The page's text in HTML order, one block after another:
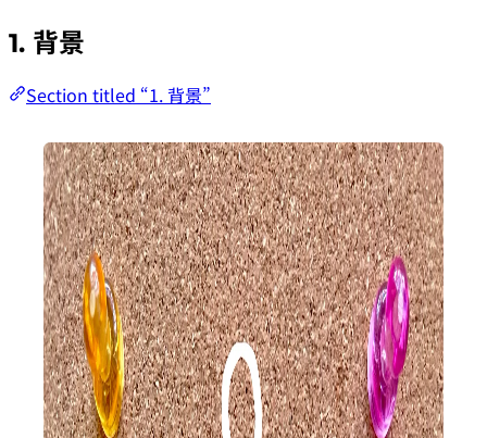
1. 背景
Section titled “1. 背景”